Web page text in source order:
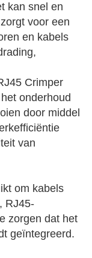
kan snel en
voor een
en kabels
Crimper
onderhoud
door middel
van
om kabels
RJ45-
zorgen dat het
geïntegreerd.